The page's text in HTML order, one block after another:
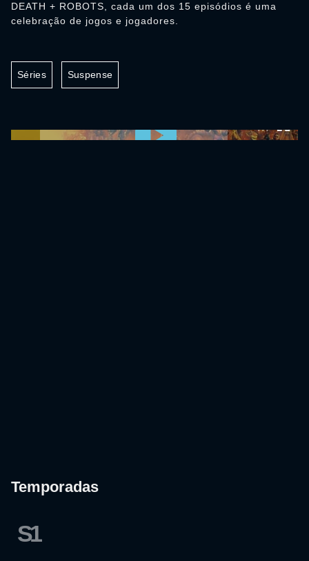
DEATH + ROBOTS, cada um dos 15 episódios é uma
celebração de jogos e jogadores.
Séries Suspense
Temporadas
S1